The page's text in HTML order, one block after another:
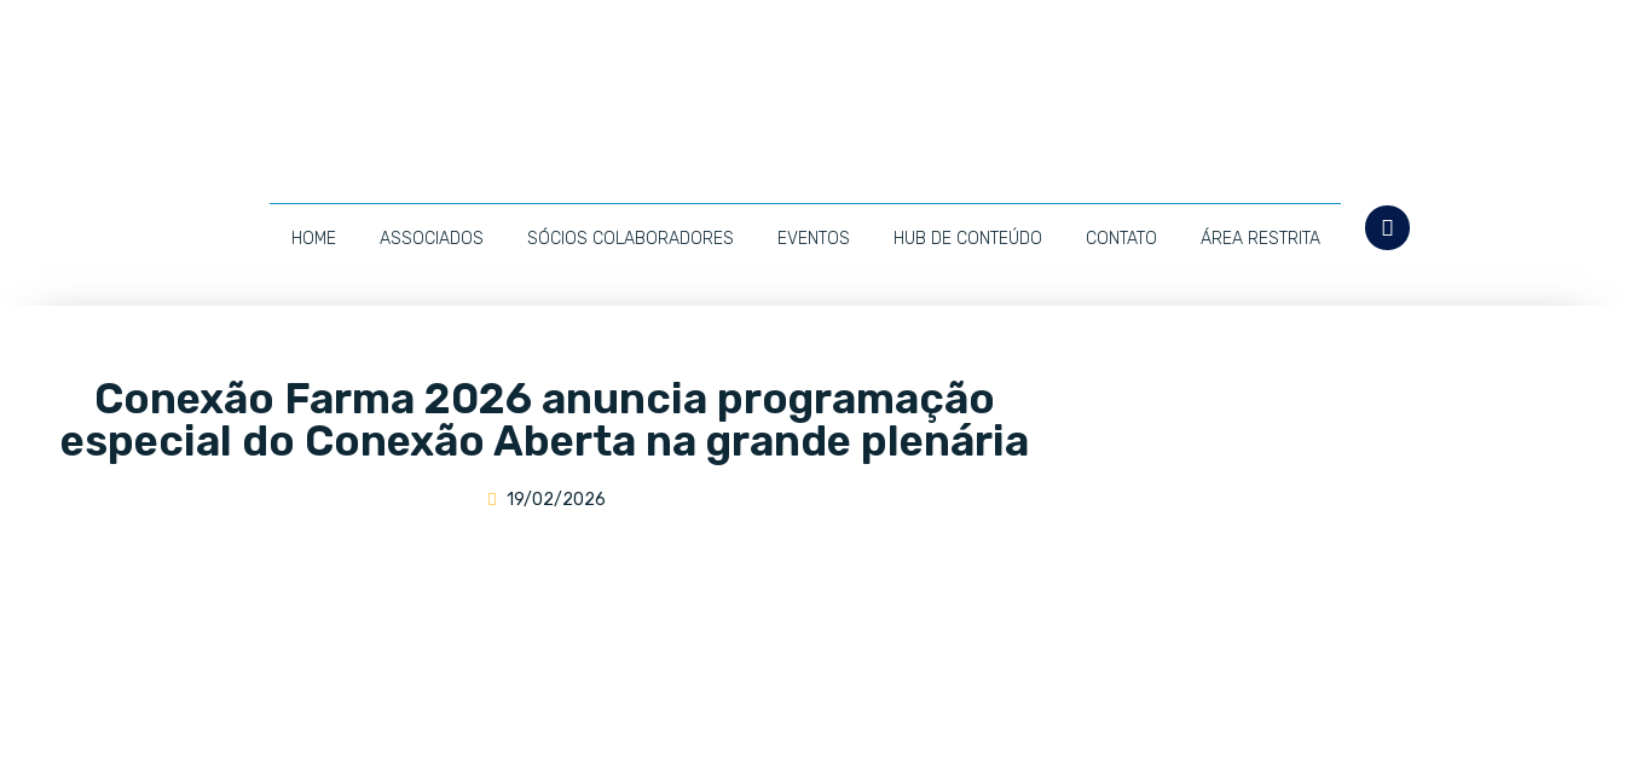
HOME ASSOCIADOS SÓCIOS COLABORADORES EVENTOS HUB DE CONTEÚDO CONTATO ÁREA RESTRITA
Conexão Farma 2026 anuncia programação
especial do Conexão Aberta na grande plenária
19/02/2026